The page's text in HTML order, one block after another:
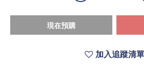
現在預購
加入追蹤清單